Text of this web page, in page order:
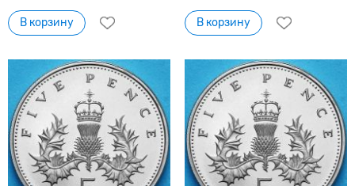
В корзину В корзину